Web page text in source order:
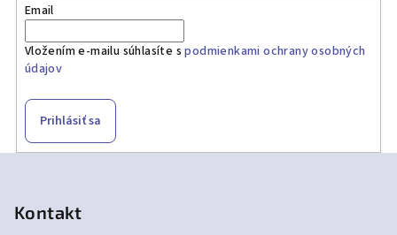
Email
Vložením e-mailu súhlasíte spodmienkami ochrany osobných
údajov
Prihlásiť sa
Kontakt